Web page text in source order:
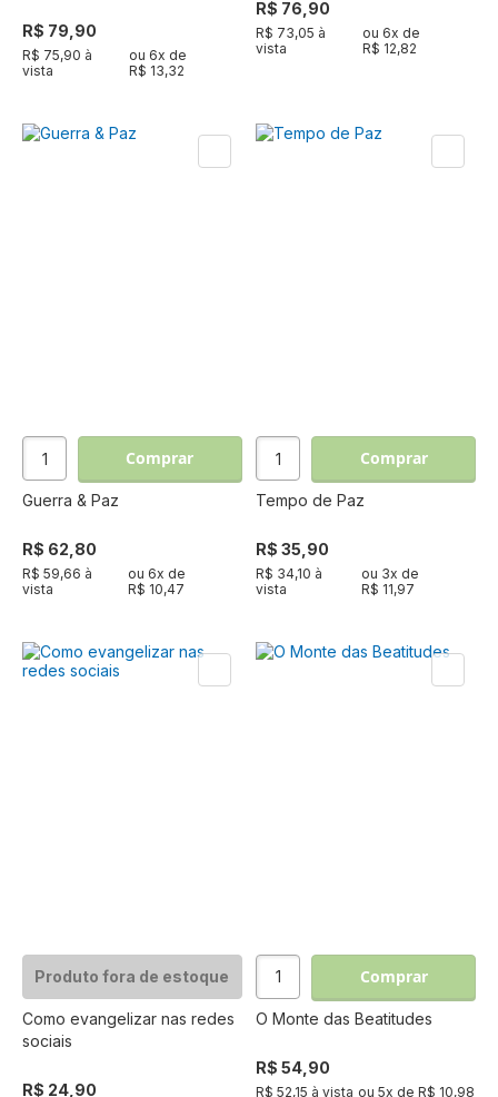
R$ 79,90
R$ 75,90 à
vista
ou 6x de
R$ 13,32
R$ 76,90
R$ 73,05 à
vista
ou 6x de
R$ 12,82
Comprar
Guerra & Paz
R$ 62,80
R$ 59,66 à
vista
ou 6x de
R$ 10,47
Comprar
Tempo de Paz
R$ 35,90
R$ 34,10 à
vista
ou 3x de
R$ 11,97
Produto fora de estoque
Como evangelizar nas redes
sociais
R$ 24,90
Comprar
O Monte das Beatitudes
R$ 54,90
R$ 52,15 à vista ou5x deR$ 10,98